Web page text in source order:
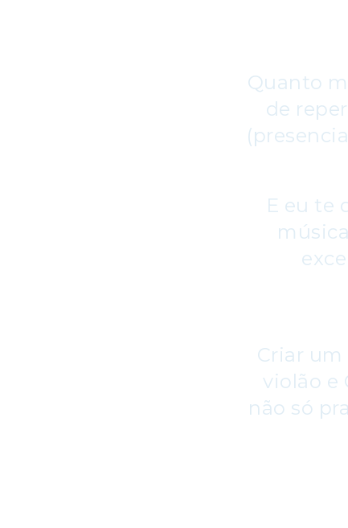
Quanto
de
E eu te
Criar
violão e
não só